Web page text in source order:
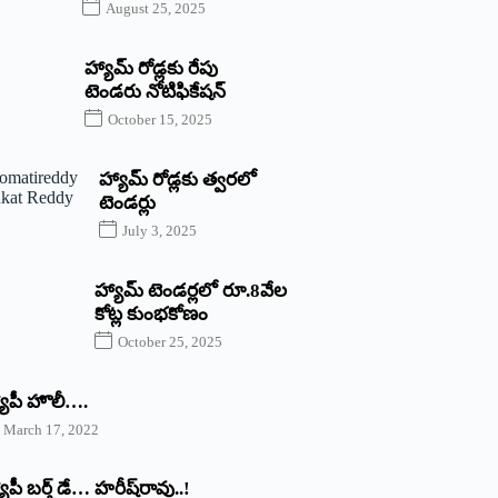
August 25, 2025
హ్యామ్‌ రోడ్లకు రేపు
టెండరు నోటిఫికేషన్‌
October 15, 2025
హ్యామ్‌ రోడ్లకు త్వరలో
టెండర్లు
July 3, 2025
హ్యామ్‌ ‌టెండర్లలో రూ.8వేల
కోట్ల కుంభకోణం
October 25, 2025
హొలీ….
March 17, 2022
బర్త్ ‌డే… హరీష్‌రావు..!